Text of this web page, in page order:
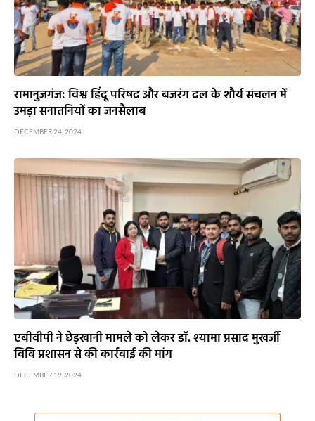
रामानुजगंज: विश्व हिंदू परिषद और बजरंग दल के शौर्य संचलन में
उमड़ा सनातनियों का जनसैलाब
DECEMBER 24, 2024
एबीवीपी ने छेड़खानी मामले को लेकर डॉ. श्यामा प्रसाद मुखर्जी
विवि प्रशासन से की कार्रवाई की मांग
DECEMBER 19, 2024